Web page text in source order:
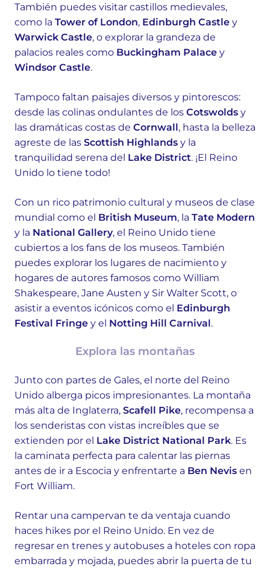
También puedes visitar castillos medievales,
como la Tower of London, Edinburgh Castle y
Warwick Castle, o explorar la grandeza de
palacios reales como Buckingham Palace y
Windsor Castle.
Tampoco faltan paisajes diversos y pintorescos:
desde las colinas ondulantes de los Cotswolds y
las dramáticas costas de Cornwall, hasta la belleza
agreste de las Scottish Highlands y la
tranquilidad serena del Lake District. ¡El Reino
Unido lo tiene todo!
Con un rico patrimonio cultural y museos de clase
mundial como el British Museum, la Tate Modern
y la National Gallery, el Reino Unido tiene
cubiertos a los fans de los museos. También
puedes explorar los lugares de nacimiento y
hogares de autores famosos como William
Shakespeare, Jane Austen y Sir Walter Scott, o
asistir a eventos icónicos como el Edinburgh
Festival Fringe y el Notting Hill Carnival.
Explora las montañas
Junto con partes de Gales, el norte del Reino
Unido alberga picos impresionantes. La montaña
más alta de Inglaterra, Scafell Pike, recompensa a
los senderistas con vistas increíbles que se
extienden por el Lake District National Park. Es
la caminata perfecta para calentar las piernas
antes de ir a Escocia y enfrentarte a Ben Nevis en
Fort William.
Rentar una campervan te da ventaja cuando
haces hikes por el Reino Unido. En vez de
regresar en trenes y autobuses a hoteles con ropa
embarrada y mojada, puedes abrir la puerta de tu